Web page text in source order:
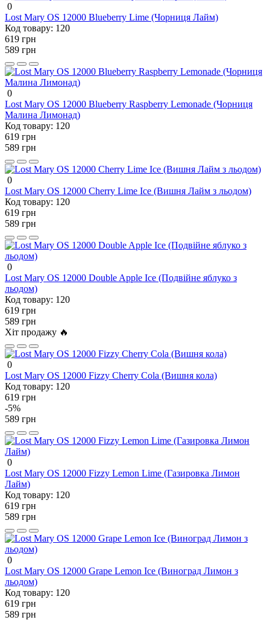
0
Lost Mary OS 12000 Blueberry Lime (Чорниця Лайм)
Код товару: 120
619 грн
589 грн
0
Lost Mary OS 12000 Blueberry Raspberry Lemonade (Чорниця
Малина Лимонад)
Код товару: 120
619 грн
589 грн
0
Lost Mary OS 12000 Cherry Lime Ice (Вишня Лайм з льодом)
Код товару: 120
619 грн
589 грн
0
Lost Mary OS 12000 Double Apple Ice (Подвійне яблуко з
льодом)
Код товару: 120
619 грн
589 грн
Хіт продажу 🔥
0
Lost Mary OS 12000 Fizzy Cherry Cola (Вишня кола)
Код товару: 120
619 грн
-5%
589 грн
0
Lost Mary OS 12000 Fizzy Lemon Lime (Газировка Лимон
Лайм)
Код товару: 120
619 грн
589 грн
0
Lost Mary OS 12000 Grape Lemon Ice (Виноград Лимон з
льодом)
Код товару: 120
619 грн
589 грн